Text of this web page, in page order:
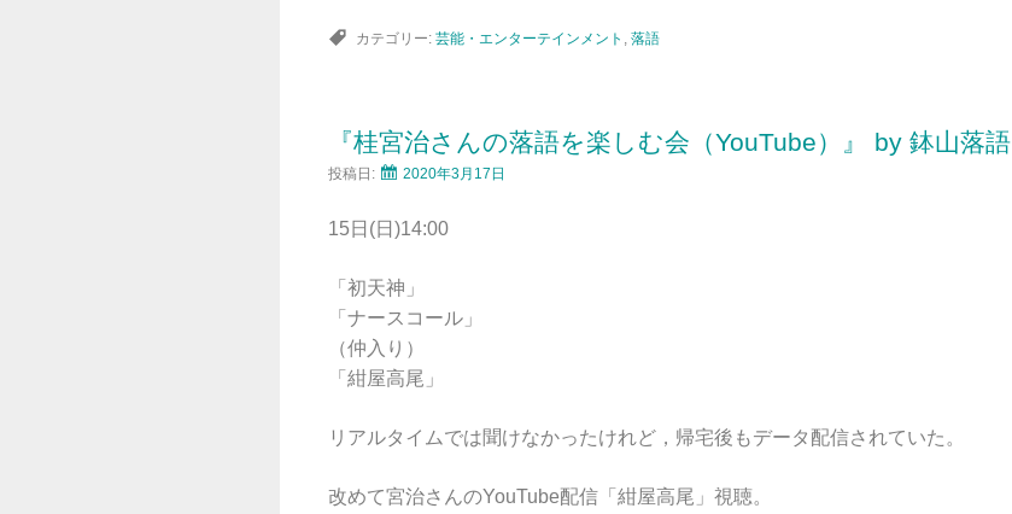
カテゴリー: 芸能・エンターテインメント , 落語
『桂宮治さんの落語を楽しむ会（YouTube）』 by 鉢山落語
投稿日: 2020年3月17日
15日(日)14:00
「初天神」
「ナースコール」
（仲入り）
「紺屋高尾」
リアルタイムでは聞けなかったけれど，帰宅後もデータ配信されていた。
改めて宮治さんのYouTube配信「紺屋高尾」視聴。